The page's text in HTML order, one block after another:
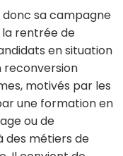
donc sa campagne
rentrée de
en situation
reconversion
motivés par les
une formation en
ou de
des métiers de